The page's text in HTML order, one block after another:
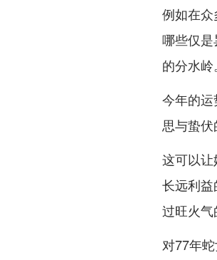
例如在
哪些仅
的分水岭。
今年的
思与蛰
这可以
长远利
过旺火气
对77年